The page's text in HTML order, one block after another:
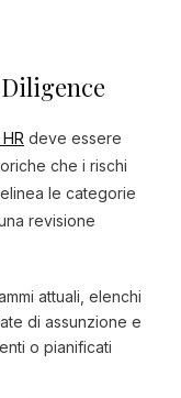
deve essere
che i rischi
le categorie
revisione
attuali, elenchi
di assunzione e
o pianificati